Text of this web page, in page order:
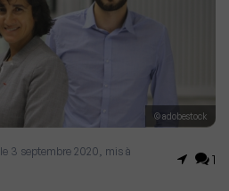
© adobestock
3 septembre 2020, mis à
1